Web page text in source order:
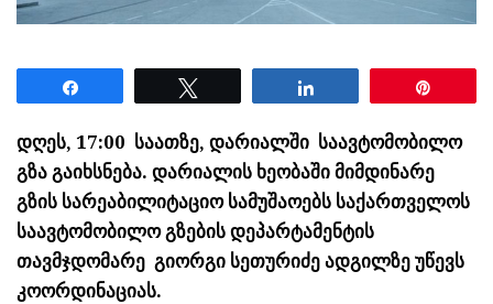
დღეს, 17:00 საათზე, დარიალში საავტომობილო
გზა გაიხსნება. დარიალის ხეობაში მიმდინარე
გზის სარეაბილიტაციო სამუშაოებს საქართველოს
საავტომობილო გზების დეპარტამენტის
თავმჯდომარე გიორგი სეთურიძე ადგილზე უწევს
კოორდინაციას.